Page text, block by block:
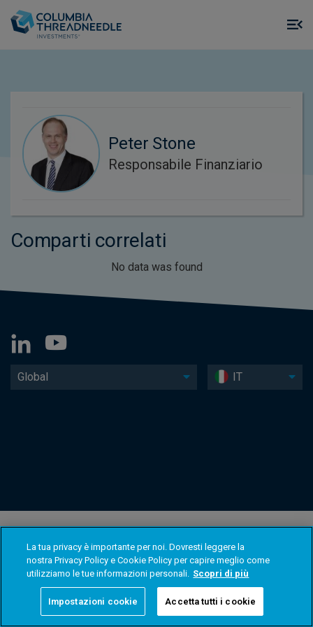
Peter Stone
Responsabile Finanziario
Comparti correlati
No data was found
Global IT
La tua privacy è importante per noi. Dovresti leggere la
nostra Privacy Policy e Cookie Policy per capire meglio come
utilizziamo le tue informazioni personali. Scopri di più
Impostazioni cookie Accetta tutti i cookie